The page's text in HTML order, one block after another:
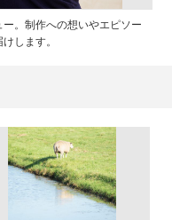
。制作への想いやエピソー
します。